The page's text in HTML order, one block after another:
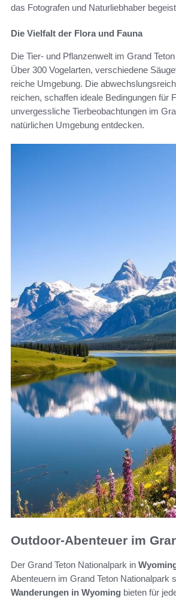
das Fotografen und Naturliebhaber
Die Vielfalt der Flora und Fauna
Die Tier- und Pflanzenwelt im Grand
Über 300 Vogelarten, verschiedene
reiche Umgebung. Die
reichen, schaffen ideale Bedingungen für
unvergessliche Tierbeobachtungen im
natürlichen Umgebung entdecken.
Outdoor-Abenteuer im
Der Grand Teton Nationalpark in
Abenteuern im Grand Teton Nationalpark
Wanderungen in Wyoming bieten für